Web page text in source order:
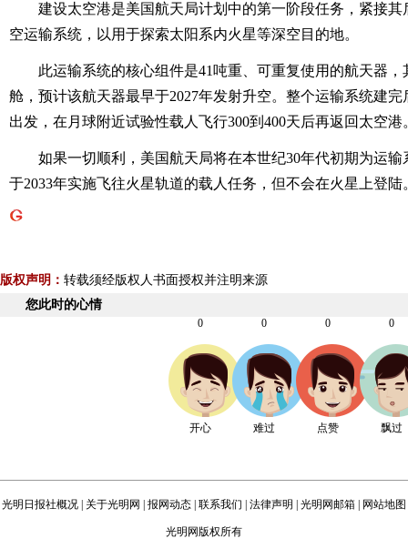
建设太空港是美国航天局计划中的第一阶段任务，紧接其
空运输系统，以用于探索太阳系内火星等深空目的地。
此运输系统的核心组件是41吨重、可重复使用的航天器，
舱，预计该航天器最早于2027年发射升空。整个运输系统建完
出发，在月球附近试验性载人飞行300到400天后再返回太空港
如果一切顺利，美国航天局将在本世纪30年代初期为运输
于2033年实施飞往火星轨道的载人任务，但不会在火星上登陆
版权声明： 转载须经版权人书面授权并注明来源
您此时的心情
0
开心
0
难过
0
点赞
0
飘过
光明日报社概况 关于光明网 报网动态 联系我们 法律声明 光明网邮箱 网站地图
光明网版权所有